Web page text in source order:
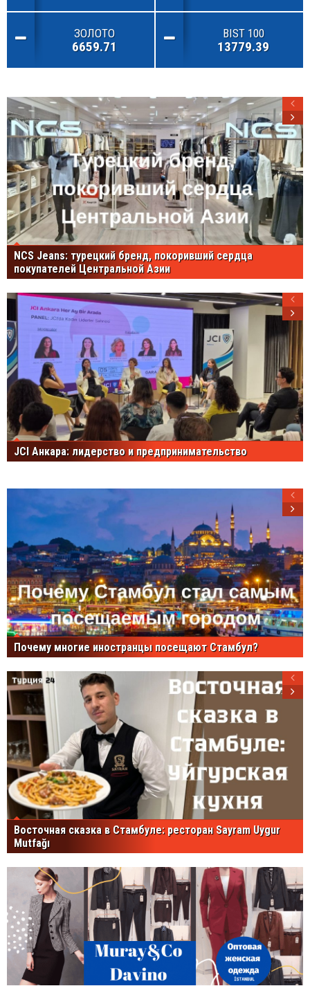
ЗОЛОТО
6659.71
BIST 100
13779.39
NCS Jeans: турецкий бренд, покоривший сердца
покупателей Центральной Азии
JCI Анкара: лидерство и предпринимательство
Почему многие иностранцы посещают Стамбул?
Восточная сказка в Стамбуле: ресторан Sayram Uygur
Mutfağı